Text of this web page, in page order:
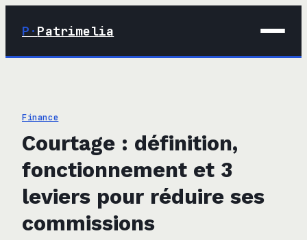
P· Patrimelia
03 · Immobilier
04 · Finance
Finance
Courtage : définition,
fonctionnement et 3
leviers pour réduire ses
commissions